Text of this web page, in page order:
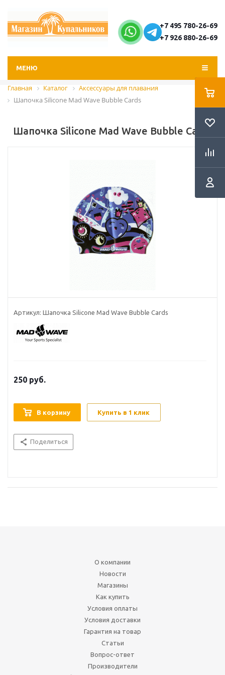
+7 495 780-26-69
+7 926 880-26-69
МЕНЮ
Главная Каталог
Аксессуары для плавания
Шапочка Silicone Mad Wave Bubble Cards
Шапочка Silicone Mad Wave Bubble Cards
Артикул: Шапочка Silicone Mad Wave Bubble Cards
250 руб.
В корзину Купить в 1 клик
Поделиться
О компании
Новости
Магазины
Как купить
Условия оплаты
Условия доставки
Гарантия на товар
Статьи
Вопрос-ответ
Производители